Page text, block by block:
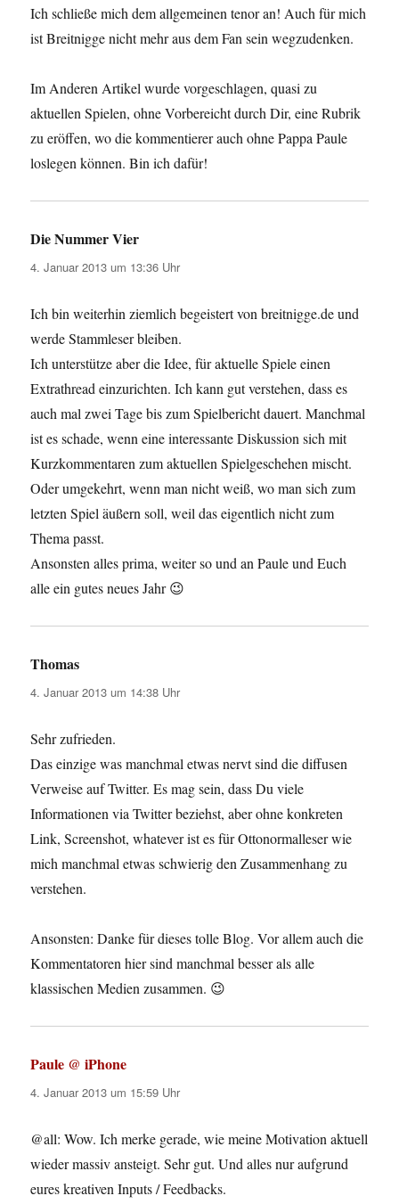
Ich schließe mich dem allgemeinen tenor an! Auch für mich
ist Breitnigge nicht mehr aus dem Fan sein wegzudenken.
Im Anderen Artikel wurde vorgeschlagen, quasi zu
aktuellen Spielen, ohne Vorbereicht durch Dir, eine Rubrik
zu eröffen, wo die kommentierer auch ohne Pappa Paule
loslegen können. Bin ich dafür!
Die Nummer Vier
4. Januar 2013 um 13:36 Uhr
Ich bin weiterhin ziemlich begeistert von breitnigge.de und
werde Stammleser bleiben.
Ich unterstütze aber die Idee, für aktuelle Spiele einen
Extrathread einzurichten. Ich kann gut verstehen, dass es
auch mal zwei Tage bis zum Spielbericht dauert. Manchmal
ist es schade, wenn eine interessante Diskussion sich mit
Kurzkommentaren zum aktuellen Spielgeschehen mischt.
Oder umgekehrt, wenn man nicht weiß, wo man sich zum
letzten Spiel äußern soll, weil das eigentlich nicht zum
Thema passt.
Ansonsten alles prima, weiter so und an Paule und Euch
alle ein gutes neues Jahr 😉
Thomas
4. Januar 2013 um 14:38 Uhr
Sehr zufrieden.
Das einzige was manchmal etwas nervt sind die diffusen
Verweise auf Twitter. Es mag sein, dass Du viele
Informationen via Twitter beziehst, aber ohne konkreten
Link, Screenshot, whatever ist es für Ottonormalleser wie
mich manchmal etwas schwierig den Zusammenhang zu
verstehen.
Ansonsten: Danke für dieses tolle Blog. Vor allem auch die
Kommentatoren hier sind manchmal besser als alle
klassischen Medien zusammen. 😉
Paule @ iPhone
4. Januar 2013 um 15:59 Uhr
@all: Wow. Ich merke gerade, wie meine Motivation aktuell
wieder massiv ansteigt. Sehr gut. Und alles nur aufgrund
eures kreativen Inputs / Feedbacks.